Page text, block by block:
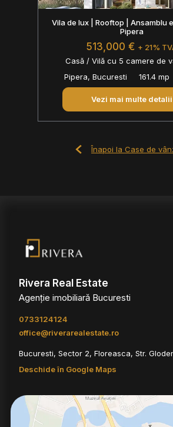
Vila de lux | Rooftop | Ansamblu
Pipera
513,000 € + 21%
Casă / Vilă cu 5 camere de
Pipera, Bucuresti
161.4 mp
Vezi mai multe detalii
Înapoi la Case de
Rivera Real Estate
Agenție imobiliară Bucuresti
0733124124
office@riverarealestate.ro
Bucuresti, Sector 2, Floreasca, Str.
Deschide în Google Maps